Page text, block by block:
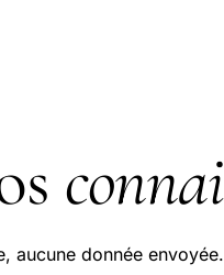
aucune donnée